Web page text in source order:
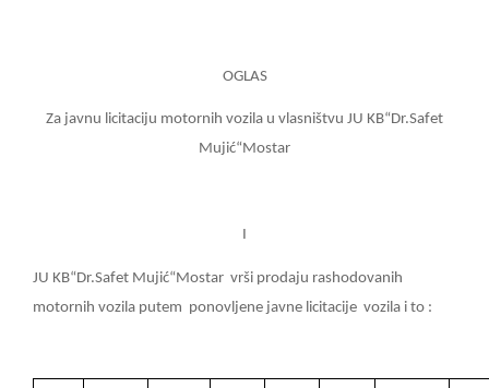
OGLAS
Za javnu licitaciju motornih vozila u vlasništvu JU KB“Dr.Safet
Mujić“Mostar
I
JU KB“Dr.Safet Mujić“Mostar vrši prodaju rashodovanih
motornih vozila putem ponovljene javne licitacije vozila i to :